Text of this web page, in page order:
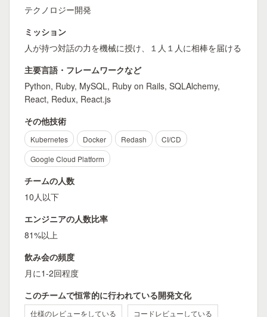
テクノロジー開発
ミッション
人が持つ対話の力を機械に授け、１人１人に相棒を届ける
主要言語・フレームワークなど
Python, Ruby, MySQL, Ruby on Rails, SQLAlchemy,
React, Redux, React.js
その他技術
Kubernetes Docker Redash
CI/CD
Google Cloud Platform
チームの人数
10人以下
エンジニアの人数比率
81%以上
飲み会の頻度
月に1-2回程度
このチームで恒常的に行われている開発文化
仕様のレビューをしている コードレビューしている